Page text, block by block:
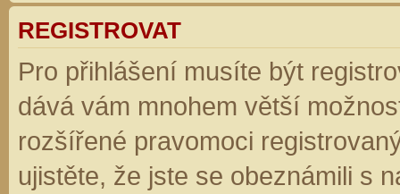
REGISTROVAT
Pro přihlášení musíte být
dává vám mnohem větší
rozšířené pravomoci
ujistěte, že jste se obeznámili s